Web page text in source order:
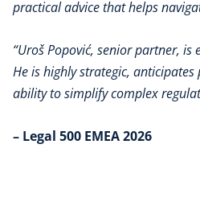
practical advice that helps
“Uroš Popović, senior partner,
He is highly strategic,
ability to simplify complex
– Legal 500 EMEA 2026